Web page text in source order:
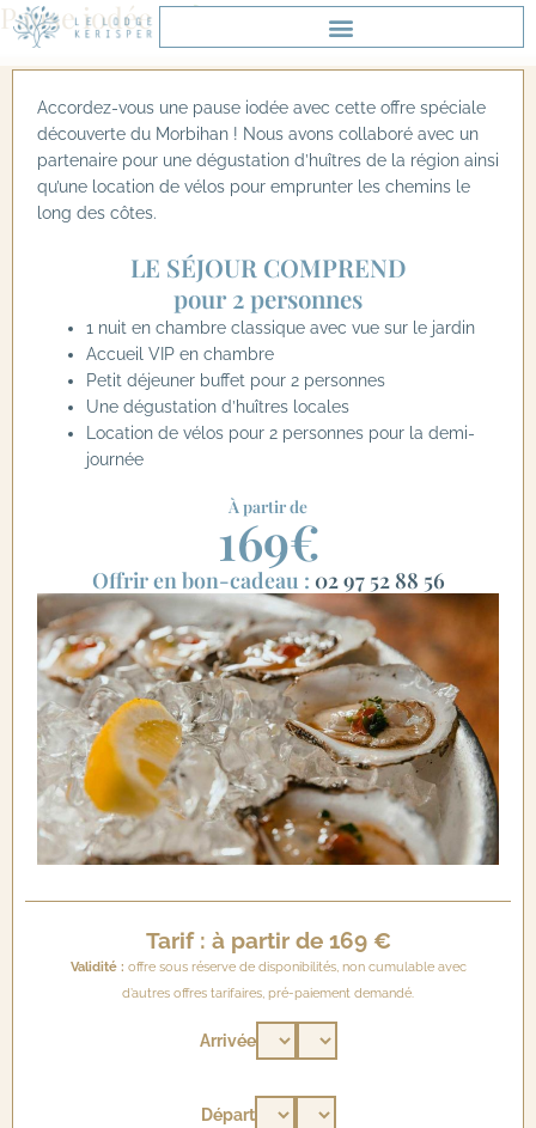
Aller
au
Pause iodée
Accordez-vous une pause iodée avec cette offre spéciale
découverte du Morbihan ! Nous avons collaboré avec un
partenaire pour une dégustation d’huîtres de la région ainsi
qu’une location de vélos pour emprunter les chemins le
long des côtes.
LE SÉJOUR COMPREND
pour 2 personnes
1 nuit en chambre classique avec vue sur le jardin
Accueil VIP en chambre
Petit déjeuner buffet pour 2 personnes
Une dégustation d’huîtres locales
Location de vélos pour 2 personnes pour la demi-
journée
À partir de
169€
Offrir en bon-cadeau : 02 97 52 88 56
Tarif : à partir de 169 €
Validité : offre sous réserve de disponibilités, non cumulable avec
d’autres offres tarifaires, pré-paiement demandé.
Arrivée
Départ